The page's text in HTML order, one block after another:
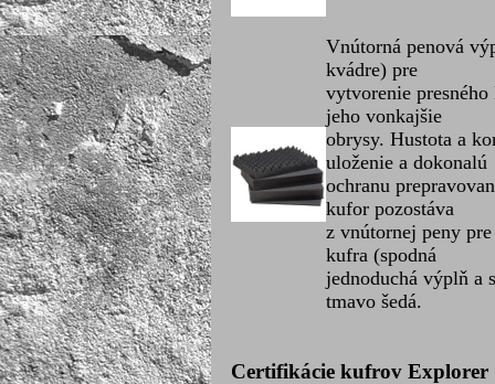
Vnútorná penová
kvádre) pre
vytvorenie
jeho vonkajšie
obrysy. Hustota a
uloženie a dokonalú
ochranu
kufor pozostáva
z vnútornej peny
kufra (spodná
jednoduchá výplň a
tmavo šedá.
Certifikácie kufrov Explorer